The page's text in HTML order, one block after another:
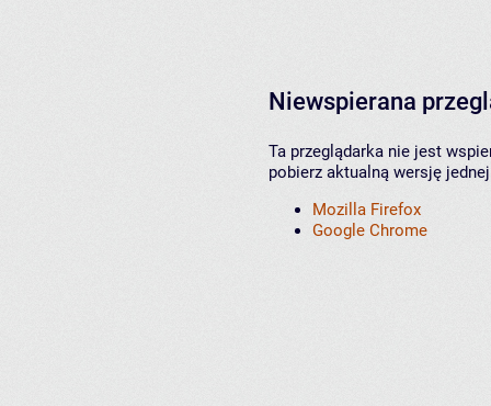
Niewspierana
Ta przeglądarka nie jest
pobierz aktualną wersję
Mozilla Firefox
Google Chrome